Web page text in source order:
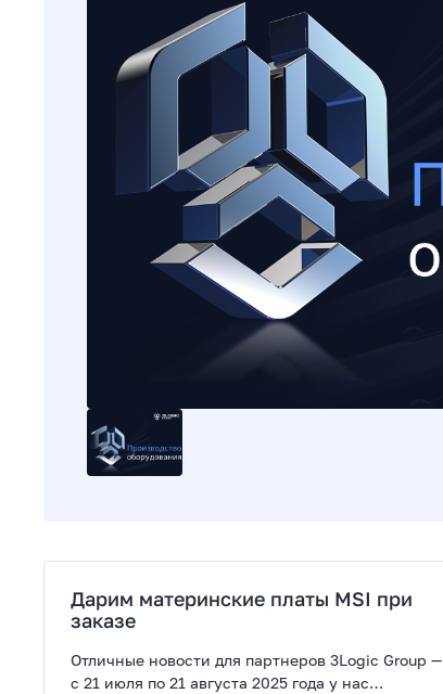
Дарим материнские платы MSI при
заказе
Отличные новости для партнеров 3Logic Group —
с 21 июля по 21 августа 2025 года у нас